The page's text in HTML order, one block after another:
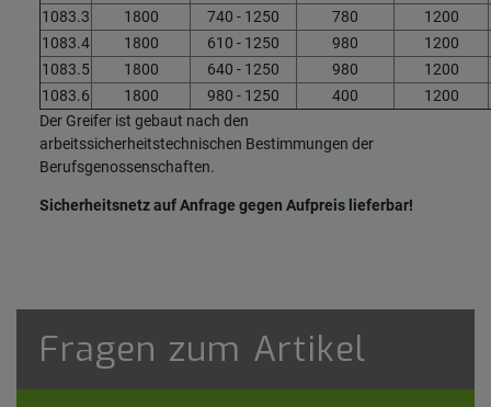
1083.3
1800 740 - 1250 780
1200
1083.4
1800 610 - 1250 980
1200
1083.5
1800 640 - 1250 980
1200
1083.6
1800 980 - 1250 400
1200
Der Greifer ist gebaut nach den
arbeitssicherheitstechnischen Bestimmungen der
Berufsgenossenschaften.
Sicherheitsnetz auf Anfrage gegen Aufpreis lieferbar!
Fragen zum Artikel